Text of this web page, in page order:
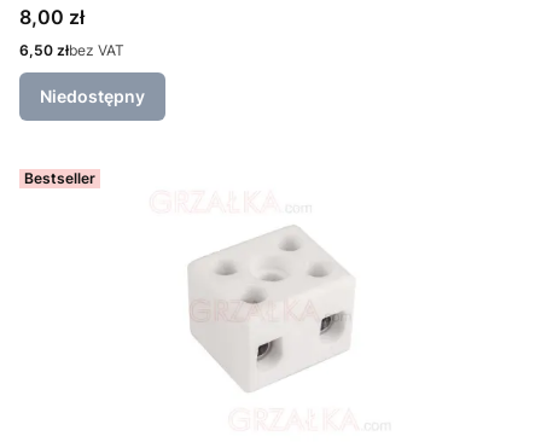
Cena
8,00 zł
Cena
6,50 złbez VAT
Niedostępny
Bestseller